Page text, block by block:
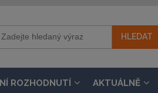
ROZHODNUTÍ AKTUÁLNĚ